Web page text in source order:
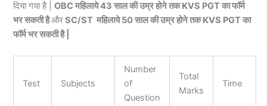
दिया गया है |OBC महिलाये 43 साल की उम्र होने तक KVS PGT का फॉर्म
भर सकती हैऔरSC/ST महिलाये 50 साल की उम्र होने तक KVS PGT का
फॉर्म भर सकती है |
Test Subjects
Number
of
Question
Total
Marks
Time